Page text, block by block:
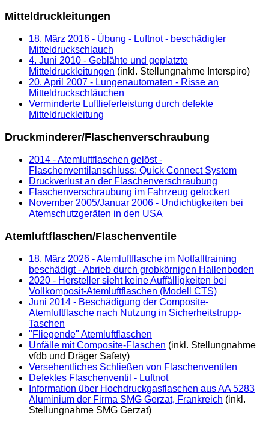
Mitteldruckleitungen
18. März 2016 - Übung - Luftnot - beschädigter
Mitteldruckschlauch
4. Juni 2010 - Geblähte und geplatzte
Mitteldruckleitungen (inkl. Stellungnahme Interspiro)
20. April 2007 - Lungenautomaten - Risse an
Mitteldruckschläuchen
Verminderte Luftlieferleistung durch defekte
Mitteldruckleitung
Druckminderer/Flaschenverschraubung
2014 - Atemluftflaschen gelöst -
Flaschenventilanschluss: Quick Connect System
Druckverlust an der Flaschenverschraubung
Flaschenverschraubung im Fahrzeug gelockert
November 2005/Januar 2006 - Undichtigkeiten bei
Atemschutzgeräten in den USA
Atemluftflaschen/Flaschenventile
18. März 2026 - Atemluftflasche im Notfalltraining
beschädigt - Abrieb durch grobkörnigen Hallenboden
2020 - Hersteller sieht keine Auffälligkeiten bei
Vollkomposit-Atemluftflaschen (Modell CTS)
Juni 2014 - Beschädigung der Composite-
Atemluftflasche nach Nutzung in Sicherheitstrupp-
Taschen
"Fliegende" Atemluftflaschen
Unfälle mit Composite-Flaschen (inkl. Stellungnahme
vfdb und Dräger Safety)
Versehentliches Schließen von Flaschenventilen
Defektes Flaschenventil - Luftnot
Information über Hochdruckgasflaschen aus AA 5283
Aluminium der Firma SMG Gerzat, Frankreich (inkl.
Stellungnahme SMG Gerzat)